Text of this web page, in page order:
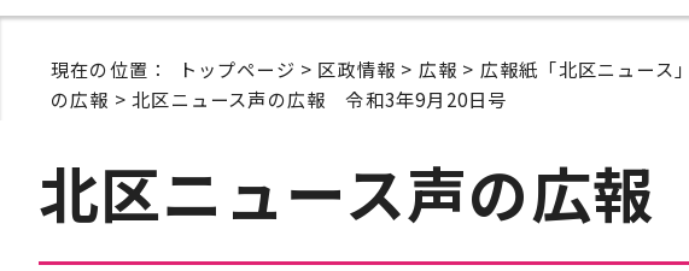
現在の位置： トップページ > 区政情報 > 広報 > 広報紙「北区ニュース」
の広報 > 北区ニュース声の広報 令和3年9月20日号
北区ニュース声の広